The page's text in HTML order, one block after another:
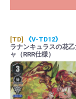
[TD]
《V-TD12》
ラナンキュラスの花
ャ（RRR仕様）